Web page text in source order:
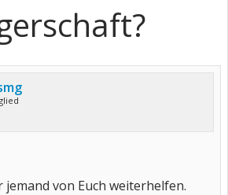
von Euch weiterhelfen.